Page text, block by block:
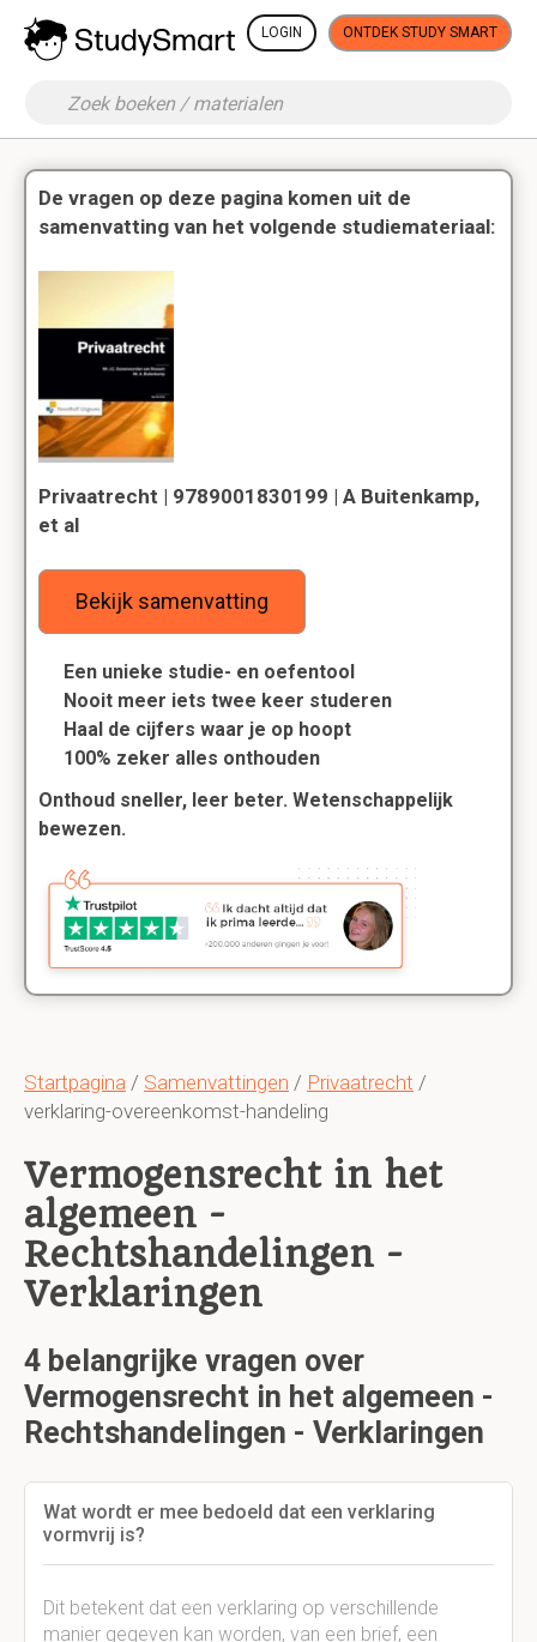
LOGIN ONTDEK STUDY SMART
Startpagina / Samenvattingen / Privaatrecht /
verklaring-overeenkomst-handeling
Vermogensrecht in het
algemeen -
Rechtshandelingen -
Verklaringen
4 belangrijke vragen over
Vermogensrecht in het algemeen -
Rechtshandelingen - Verklaringen
Wat wordt er mee bedoeld dat een verklaring
vormvrij is?
Dit betekent dat een verklaring op verschillende
manier gegeven kan worden, van een brief, een
De vragen op deze pagina komen uit de
samenvatting van het volgende studiemateriaal:
Privaatrecht | 9789001830199 | A Buitenkamp,
et al
Bekijk samenvatting
Een unieke studie- en oefentool
Nooit meer iets twee keer studeren
Haal de cijfers waar je op hoopt
100% zeker alles onthouden
Onthoud sneller, leer beter. Wetenschappelijk
bewezen.